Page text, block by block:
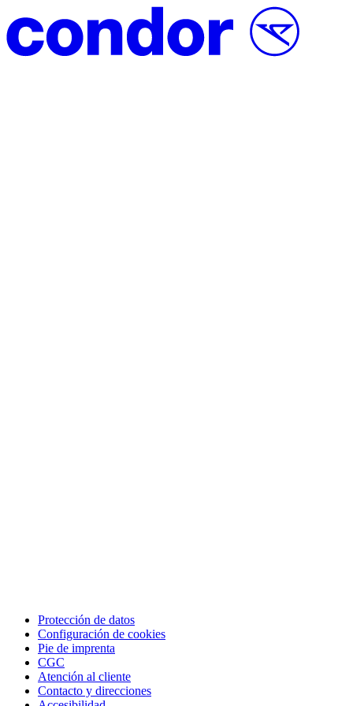
Protección de datos
Configuración de cookies
Pie de imprenta
CGC
Atención al cliente
Contacto y direcciones